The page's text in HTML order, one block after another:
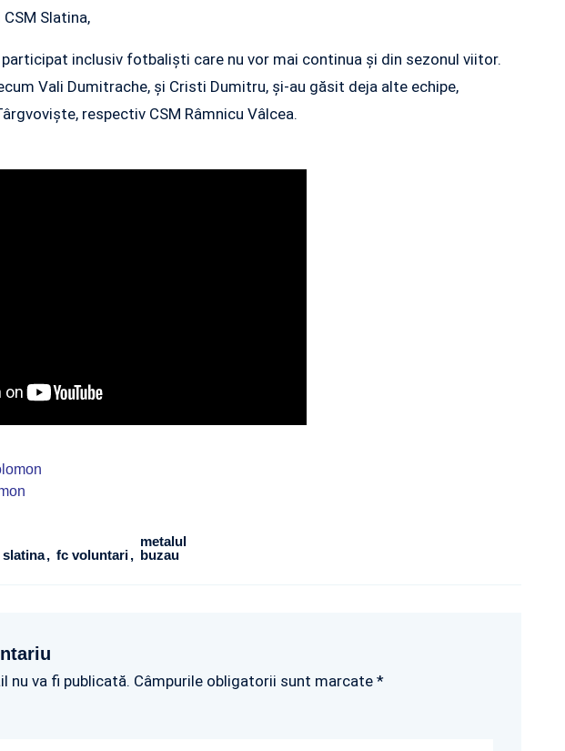
Slatina,
participat inclusiv fotbaliști care nu vor mai continua și din sezonul viitor.
Vali Dumitrache, și Cristi Dumitru, și-au găsit deja alte echipe,
respectiv CSM Râmnicu Vâlcea.
slatina fc voluntari
metalul
buzau
nu va fi publicată. Câmpurile obligatorii sunt marcate *